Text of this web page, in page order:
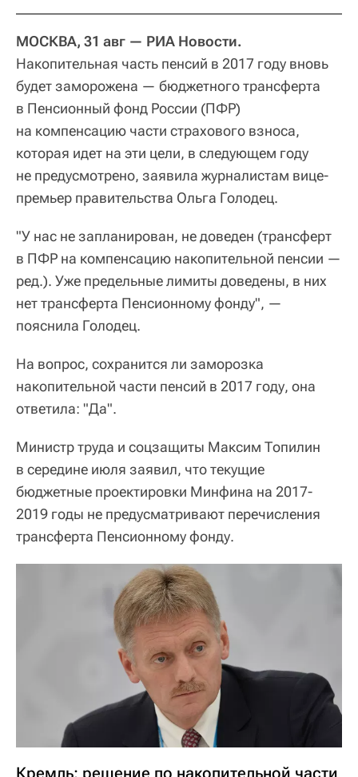
МОСКВА, 31 авг — РИА Новости.
Накопительная часть пенсий в 2017 году вновь
будет заморожена — бюджетного трансферта
в Пенсионный фонд России (ПФР)
на компенсацию части страхового взноса,
которая идет на эти цели, в следующем году
не предусмотрено, заявила журналистам вице-
премьер правительства Ольга Голодец.
"У нас не запланирован, не доведен (трансферт
в ПФР на компенсацию накопительной пенсии —
ред.). Уже предельные лимиты доведены, в них
нет трансферта Пенсионному фонду", —
пояснила Голодец.
На вопрос, сохранится ли заморозка
накопительной части пенсий в 2017 году, она
ответила: "Да".
Министр труда и соцзащиты Максим Топилин
в середине июля заявил, что текущие
бюджетные проектировки Минфина на 2017-
2019 годы не предусматривают перечисления
трансферта Пенсионному фонду.
Кремль: решение по накопительной части